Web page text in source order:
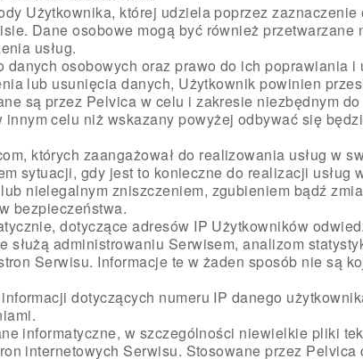
Użytkownika, której udziela poprzez
Dane osobowe mogą być również
usług.
osobowych oraz prawo do ich poprawiania i
lub usunięcia danych, Użytkownik powinien
są przez Pelvica w celu i zakresie niezbędnym
celu niż wskazany powyżej odbywać się
których zaangażował do realizowania usług w
sytuacji, gdy jest to konieczne do realizacji usług
nielegalnym zniszczeniem, zgubieniem bądź
bezpieczeństwa.
dotyczące adresów IP Użytkowników
służą administrowaniu Serwisem, analizom
Serwisu. Informacje te w żaden sposób nie są
dotyczących numeru IP danego
informatyczne, w szczególności niewielkie pliki
internetowych Serwisu. Stosowane przez